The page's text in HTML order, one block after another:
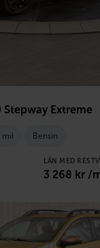
Stepway Extreme
mil Bensin
LÅN MED
3 268 kr /